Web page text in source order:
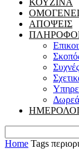
ΚΟΥΖΙΝΑ
ΑΠΟΨΕΙΣ
Home Tags